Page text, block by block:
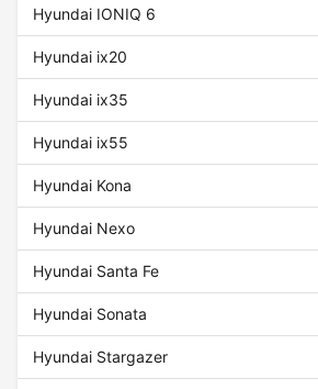
Hyundai IONIQ 6
Hyundai ix20
Hyundai ix35
Hyundai ix55
Hyundai Kona
Hyundai Nexo
Hyundai Santa Fe
Hyundai Sonata
Hyundai Stargazer